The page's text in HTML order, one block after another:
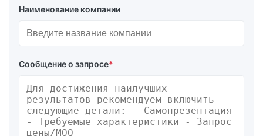
Наименование компании
Сообщение о запросе*